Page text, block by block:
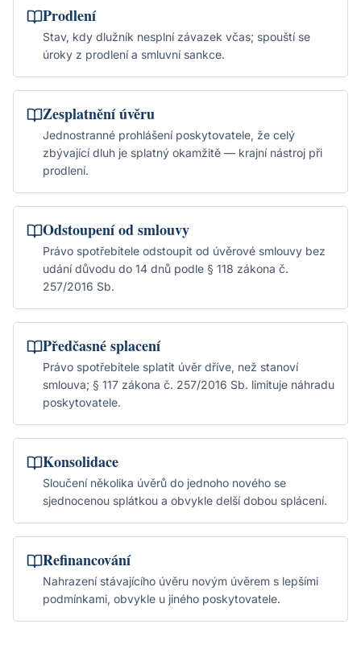
Prodlení
Stav, kdy dlužník nesplní závazek včas; spouští se
úroky z prodlení a smluvní sankce.
Zesplatnění úvěru
Jednostranné prohlášení poskytovatele, že celý
zbývající dluh je splatný okamžitě — krajní nástroj při
prodlení.
Odstoupení od smlouvy
Právo spotřebitele odstoupit od úvěrové smlouvy bez
udání důvodu do 14 dnů podle § 118 zákona č.
257/2016 Sb.
Předčasné splacení
Právo spotřebitele splatit úvěr dříve, než stanoví
smlouva; § 117 zákona č. 257/2016 Sb. limituje náhradu
poskytovatele.
Konsolidace
Sloučení několika úvěrů do jednoho nového se
sjednocenou splátkou a obvykle delší dobou splácení.
Refinancování
Nahrazení stávajícího úvěru novým úvěrem s lepšími
podmínkami, obvykle u jiného poskytovatele.